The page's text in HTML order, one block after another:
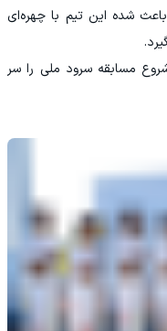
شده این تیم با چهره‌ای
مسابقه سرود ملی را سر